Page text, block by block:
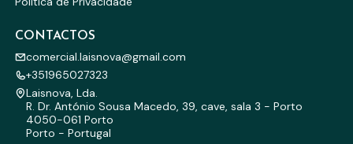
CONTACTOS
comercial.laisnova@gmail.com
+351965027323
Laisnova, Lda.
R. Dr. António Sousa Macedo, 39, cave, sala 3 - Porto
4050-061 Porto
Porto - Portugal